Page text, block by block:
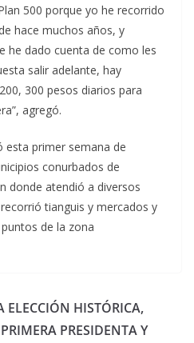
500 porque yo he recorrido
hace muchos años, y
he dado cuenta de como les
salir adelante, hay
300 pesos diarios para
agregó.
esta primer semana de
conurbados de
donde atendió a diversos
tianguis y mercados y
de la zona
ELECCIÓN HISTÓRICA,
PRESIDENTA Y